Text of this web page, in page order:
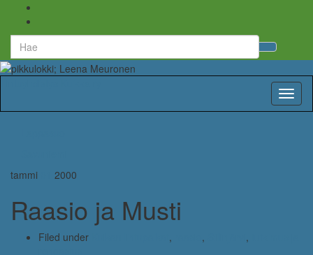
form
Search
for:
tammi
2000
Raasio ja Musti
Filed under , , ,